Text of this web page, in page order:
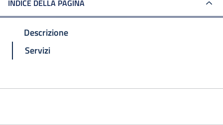
INDICE DELLA PAGINA
Descrizione
Servizi